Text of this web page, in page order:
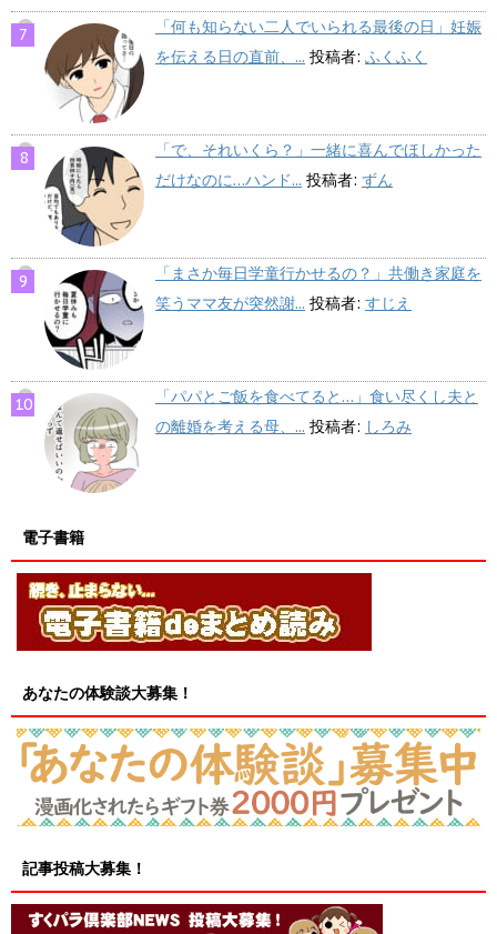
「何も知らない二人でいられる最後の日」妊娠
を伝える日の直前、... 投稿者: ふくふく
「で、それいくら？」一緒に喜んでほしかった
だけなのに…ハンド... 投稿者: ずん
「まさか毎日学童行かせるの？」共働き家庭を
笑うママ友が突然謝... 投稿者: すじえ
「パパとご飯を食べてると…」食い尽くし夫と
の離婚を考える母、... 投稿者: しろみ
電子書籍
あなたの体験談大募集！
記事投稿大募集！